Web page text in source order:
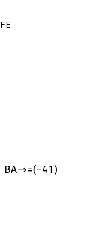
FE
BA→=(−41 )